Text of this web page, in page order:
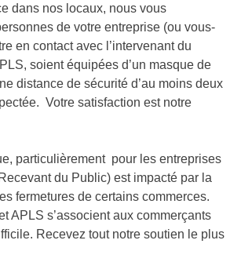
dans nos locaux, nous vous
de votre entreprise (ou vous-
en contact avec l’intervenant du
soient équipées d’un masque de
distance de sécurité d’au moins deux
Votre satisfaction est notre
particulièrement pour les entreprises
du Public) est impacté par la
fermetures de certains commerces.
APLS s’associent aux commerçants
Recevez tout notre soutien le plus